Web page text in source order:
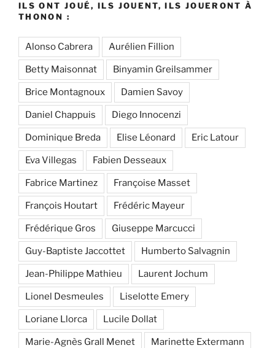
ILS ONT JOUÉ, ILS JOUENT, ILS JOUERONT À
THONON :
Alonso Cabrera Aurélien Fillion
Betty Maisonnat Binyamin Greilsammer
Brice Montagnoux Damien Savoy
Daniel Chappuis Diego Innocenzi
Dominique Breda Elise Léonard Eric Latour
Eva Villegas Fabien Desseaux
Fabrice Martinez Françoise Masset
François Houtart Frédéric Mayeur
Frédérique Gros Giuseppe Marcucci
Guy-Baptiste Jaccottet Humberto Salvagnin
Jean-Philippe Mathieu Laurent Jochum
Lionel Desmeules Liselotte Emery
Loriane Llorca Lucile Dollat
Marie-Agnès Grall Menet Marinette Extermann